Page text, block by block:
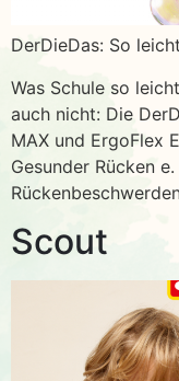
DerDieDas: So
Was Schule so
auch nicht: Die
MAX und ErgoFlex
Gesunder Rücken
Scout